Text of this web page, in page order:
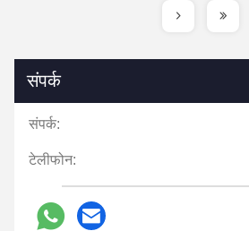
संपर्क
संपर्क:
टेलीफोन: